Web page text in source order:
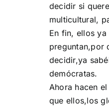
decidir si
multicultural,
En fin, ellos
preguntan,por
decidir,ya
demócratas.
Ahora hacen
que ellos,los